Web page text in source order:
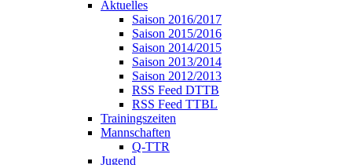
Aktuelles
Saison 2016/2017
Saison 2015/2016
Saison 2014/2015
Saison 2013/2014
Saison 2012/2013
RSS Feed DTTB
RSS Feed TTBL
Trainingszeiten
Mannschaften
Q-TTR
Jugend